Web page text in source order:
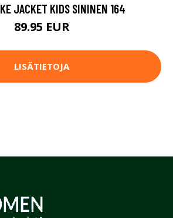
JACKET KIDS SININEN 164
89.95 EUR
LISÄTIETOJA